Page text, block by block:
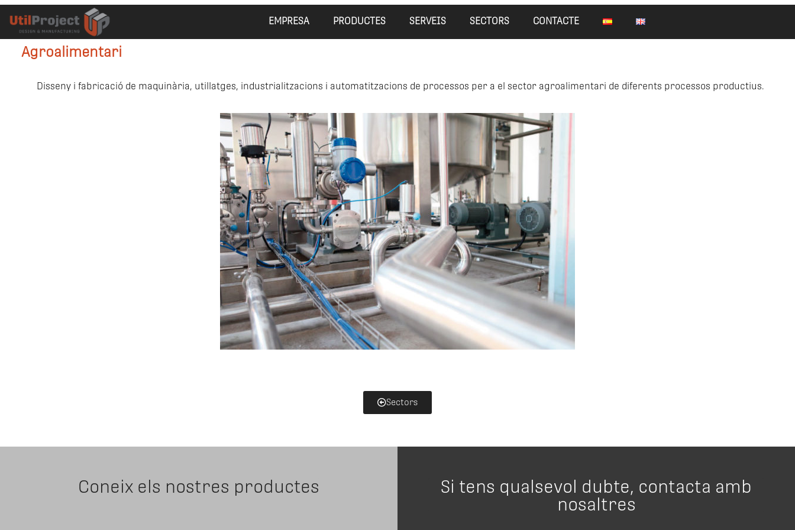
EMPRESA PRODUCTES SERVEIS SECTORS CONTACTE
Agroalimentari
Disseny i fabricació de maquinària, utillatges, industrialitzacions i automatitzacions de processos per a el sector agroalimentari de diferents processos productius.
Sectors
Coneix els nostres productes
Si tens qualsevol dubte, contacta amb
nosaltres